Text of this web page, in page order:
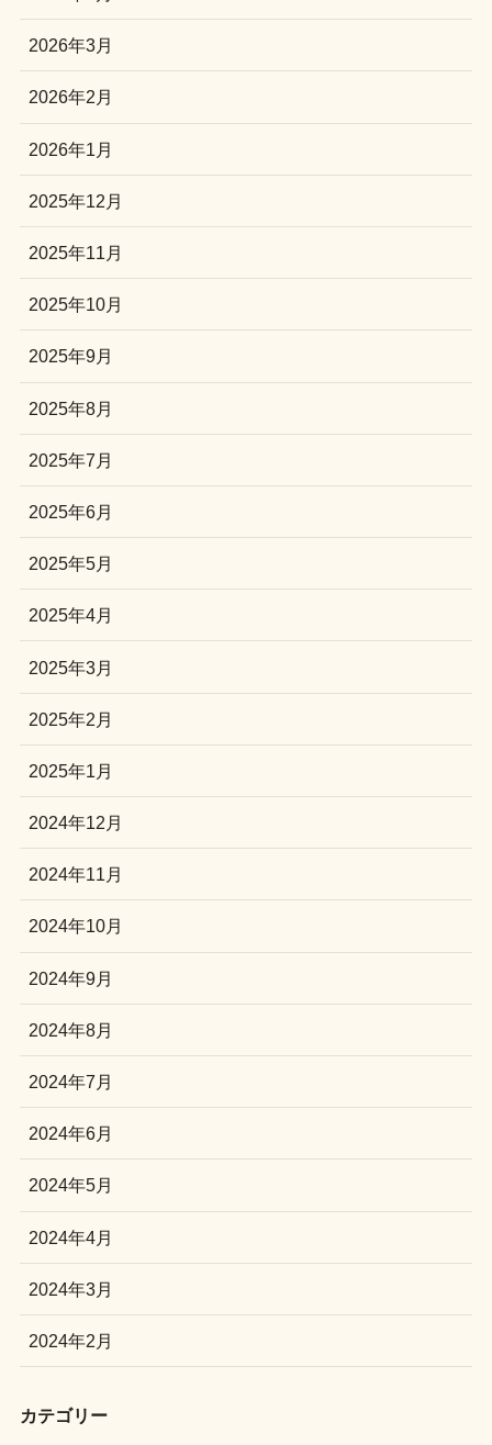
2026年3月
2026年2月
2026年1月
2025年12月
2025年11月
2025年10月
2025年9月
2025年8月
2025年7月
2025年6月
2025年5月
2025年4月
2025年3月
2025年2月
2025年1月
2024年12月
2024年11月
2024年10月
2024年9月
2024年8月
2024年7月
2024年6月
2024年5月
2024年4月
2024年3月
2024年2月
カテゴリー